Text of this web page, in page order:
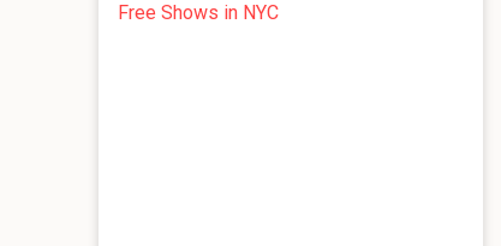
Free Shows in NYC